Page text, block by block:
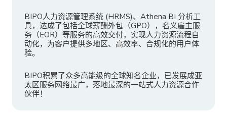
BIPO人力资源管理系统 (HRMS)、Athena BI 分析工
具，达成了包括全球薪酬外包（GPO），名义雇主服
务（EOR）等服务的高效交付，实现人力资源流程自
动化，为客户提供多地区、高效率、合规化的用户体
验。
BIPO积累了众多高能级的全球知名企业，已发展成亚
太区服务网络最广，落地最深的一站式人力资源合作
伙伴！